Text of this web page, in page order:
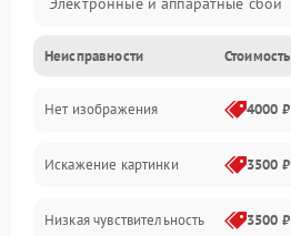
Неисправности сенсора и оптики
Программные ошибки
Электропитание
Измерения
Неисправности Стоимость
Нет изображения 4000 ₽
Искажение картинки 3500 ₽
Низкая чувствительность 3500 ₽